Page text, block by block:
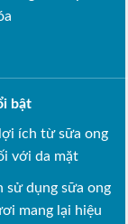
bật
ích từ sữa ong
với da mặt
sử dụng sữa ong
mang lại hiệu